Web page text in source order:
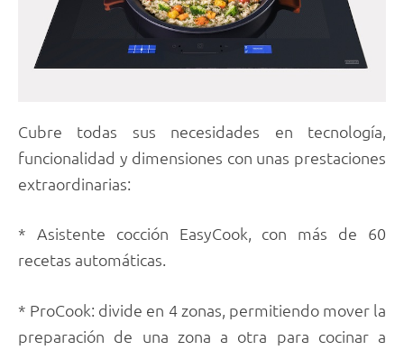
Cubre todas sus necesidades en tecnología,
funcionalidad y dimensiones con unas prestaciones
extraordinarias:
* Asistente cocción EasyCook, con más de 60
recetas automáticas.
* ProCook: divide en 4 zonas, permitiendo mover la
preparación de una zona a otra para cocinar a